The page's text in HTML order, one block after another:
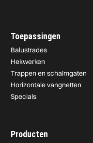
Toepassingen
Balustrades
Hekwerken
Trappen en schalmgaten
Horizontale vangnetten
Specials
Producten